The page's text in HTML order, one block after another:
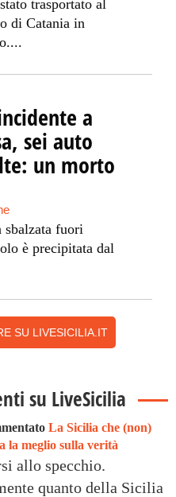
trasportato al
di Catania in
a
sei auto
un morto
fuori
è precipitata dal
SU LIVESICILIA.IT
su LiveSicilia
La Sicilia che (non)
la meglio sulla verità
allo specchio.
quanto della Sicilia